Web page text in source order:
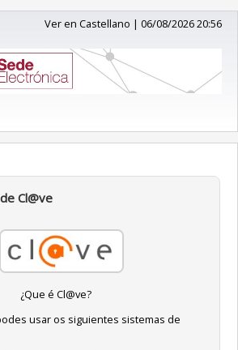
Ver en Castellano |06/08/2026 20:56
Cl@ve
¿Que é Cl@ve?
usar os siguientes sistemas de